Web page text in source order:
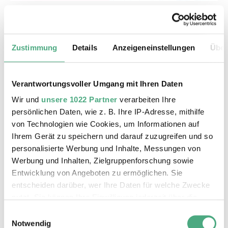
Zustimmung Details Anzeigeneinstellungen
Verantwortungsvoller Umgang mit Ihren Daten
Wir und unsere 1022 Partner verarbeiten Ihre
persönlichen Daten, wie z. B. Ihre IP-Adresse, mithilfe
von Technologien wie Cookies, um Informationen auf
Ihrem Gerät zu speichern und darauf zuzugreifen und so
personalisierte Werbung und Inhalte, Messungen von
Werbung und Inhalten, Zielgruppenforschung sowie
Entwicklung von Angeboten zu ermöglichen. Sie
entscheiden darüber, wer Ihre Daten für welche Zwecke
Trigger Symbol ändern oder widerrufen
Notwendig
ÖFFENTLICHE FÜHRUNG
Der Erzschrägaufzug der Völklinger Hütte mit
Copyright: Weltkulturerbe Völklinger Hütte | Karl
©
Das Weltkulturerbe Völklinger Hütte